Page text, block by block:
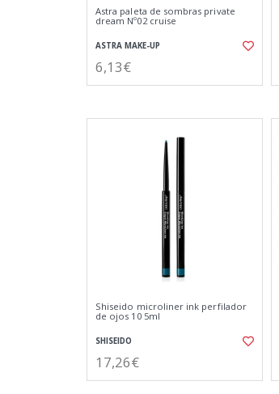
Astra paleta de sombras private
dream Nº02 cruise
ASTRA MAKE-UP
6,13€
Shiseido microliner ink perfilador
de ojos 10 5ml
SHISEIDO
17,26€